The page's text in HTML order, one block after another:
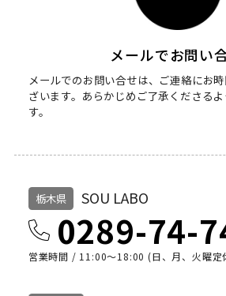
メールでお問い
メールでのお問い合せは、ご連絡にお
ざいます。 あらかじめご了承くださる
す。
栃木県 SOU LABO
0289-74-
営業時間 / 11:00～18:00 (日、月、火曜定